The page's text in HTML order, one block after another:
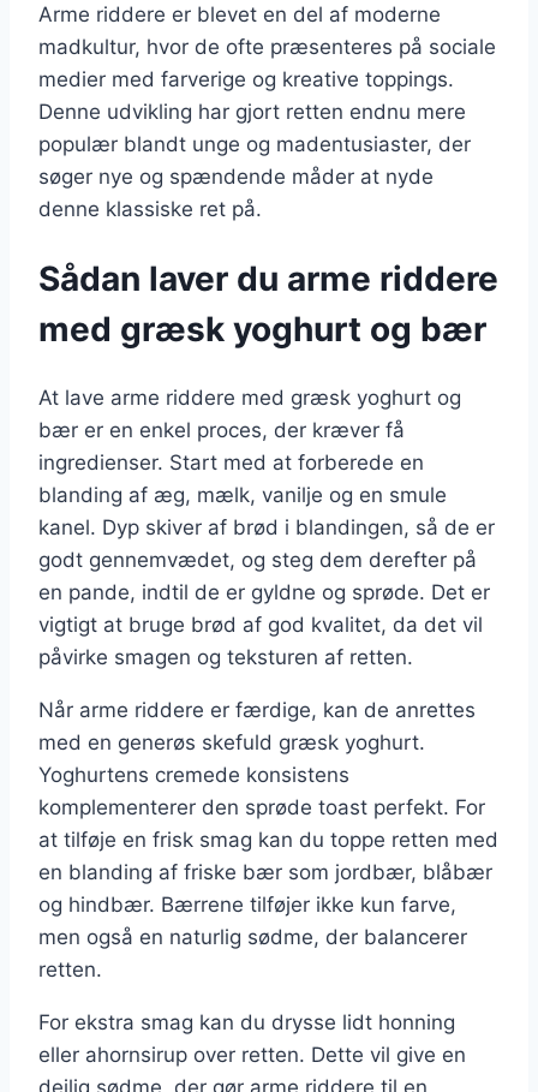
Arme riddere er blevet en del af moderne
madkultur, hvor de ofte præsenteres på sociale
medier med farverige og kreative toppings.
Denne udvikling har gjort retten endnu mere
populær blandt unge og madentusiaster, der
søger nye og spændende måder at nyde
denne klassiske ret på.
Sådan laver du arme riddere
med græsk yoghurt og bær
At lave arme riddere med græsk yoghurt og
bær er en enkel proces, der kræver få
ingredienser. Start med at forberede en
blanding af æg, mælk, vanilje og en smule
kanel. Dyp skiver af brød i blandingen, så de er
godt gennemvædet, og steg dem derefter på
en pande, indtil de er gyldne og sprøde. Det er
vigtigt at bruge brød af god kvalitet, da det vil
påvirke smagen og teksturen af retten.
Når arme riddere er færdige, kan de anrettes
med en generøs skefuld græsk yoghurt.
Yoghurtens cremede konsistens
komplementerer den sprøde toast perfekt. For
at tilføje en frisk smag kan du toppe retten med
en blanding af friske bær som jordbær, blåbær
og hindbær. Bærrene tilføjer ikke kun farve,
men også en naturlig sødme, der balancerer
retten.
For ekstra smag kan du drysse lidt honning
eller ahornsirup over retten. Dette vil give en